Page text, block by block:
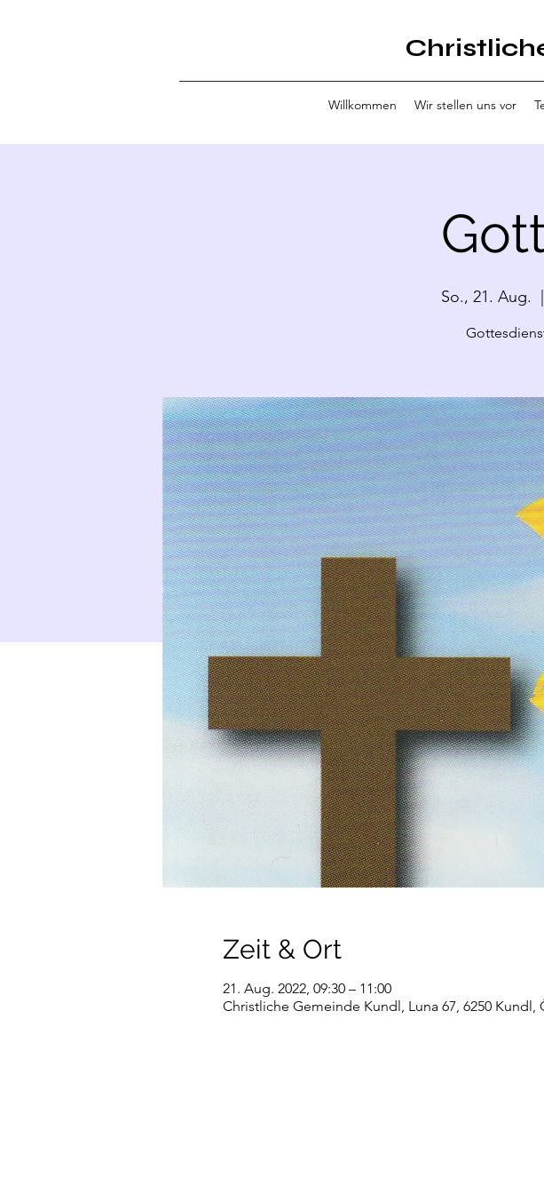
Willkommen Wir stellen uns vor
So., 21. Aug.
Zeit & Ort
21. Aug. 2022, 09:30 – 11:00
Christliche Gemeinde Kundl, Luna 67, 6250 Kundl,